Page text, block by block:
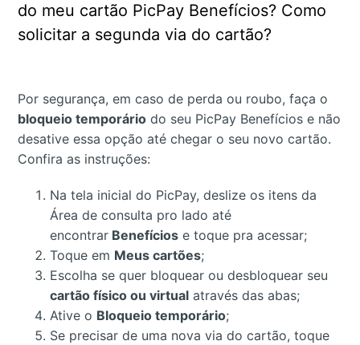
do meu cartão PicPay Benefícios? Como
solicitar a segunda via do cartão?
Por segurança, em caso de perda ou roubo, faça o
bloqueio temporário do seu PicPay Benefícios e não
desative essa opção até chegar o seu novo cartão.
Confira as instruções:
Na tela inicial do PicPay, deslize os itens da
Área de consulta pro lado até
encontrar Benefícios e toque pra acessar;
Toque em Meus cartões;
Escolha se quer bloquear ou desbloquear seu
cartão físico ou virtual através das abas;
Ative o Bloqueio temporário;
Se precisar de uma nova via do cartão, toque